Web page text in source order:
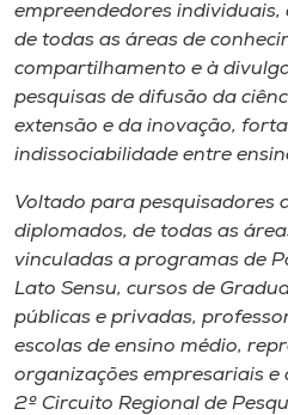
A+
A-
empreendedores individuais,
de todas as áreas de
compartilhamento e à
pesquisas de difusão da
extensão e da inovação,
indissociabilidade entre
Voltado para pesquisadores
diplomados, de todas as
vinculadas a programas de
Lato Sensu, cursos de
públicas e privadas,
escolas de ensino médio,
organizações empresariais e
2º Circuito Regional de